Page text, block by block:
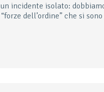
incidente isolato:
dell’ordine” che si